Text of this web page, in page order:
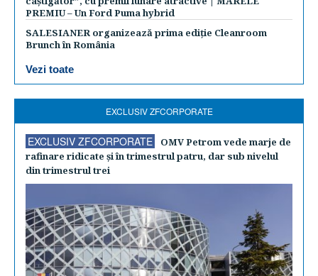
PREMIU – Un Ford Puma hybrid
SALESIANER organizează prima ediție Cleanroom
Brunch în România
Vezi toate
EXCLUSIV ZFCORPORATE
EXCLUSIV ZFCORPORATE
OMV Petrom vede marje de
rafinare ridicate şi în trimestrul patru, dar sub nivelul
din trimestrul trei